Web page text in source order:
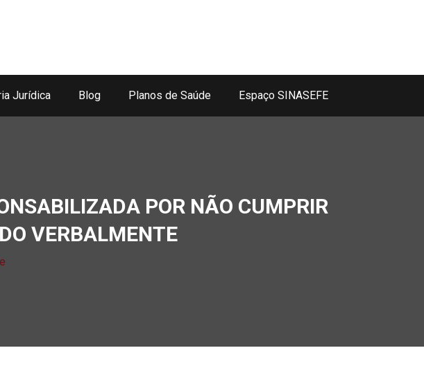
Jurídica Blog Planos de Saúde Espaço SINASEFE
POR NÃO CUMPRIR
VERBALMENTE